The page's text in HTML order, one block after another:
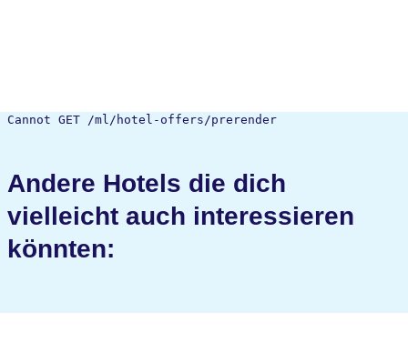
Cannot GET /ml/hotel-offers/prerender
Andere Hotels die dich
vielleicht auch interessieren
könnten: